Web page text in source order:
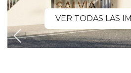
VER TODAS LAS
Previous